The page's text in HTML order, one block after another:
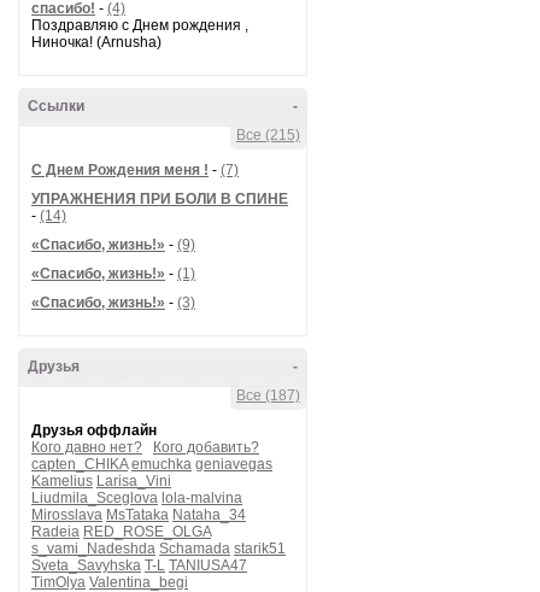
спасибо! - (4)
Поздравляю с Днем рождения ,
Ниночка! (Arnusha)
-
Ссылки
Все (215)
С Днем Рождения меня ! - (7)
УПРАЖНЕНИЯ ПРИ БОЛИ В СПИНЕ
- (14)
«Спасибо, жизнь!» - (9)
«Спасибо, жизнь!» - (1)
«Спасибо, жизнь!» - (3)
-
Друзья
Все (187)
Друзья оффлайн
Кого давно нет?
Кого добавить?
capten_CHIKA emuchka geniavegas
Kamelius Larisa_Vini
Liudmila_Sceglova lola-malvina
Mirosslava MsTataka Nataha_34
Radeia RED_ROSE_OLGA
s_vami_Nadeshda Schamada starik51
Sveta_Savyhska T-L TANIUSA47
TimOlya Valentina_begi